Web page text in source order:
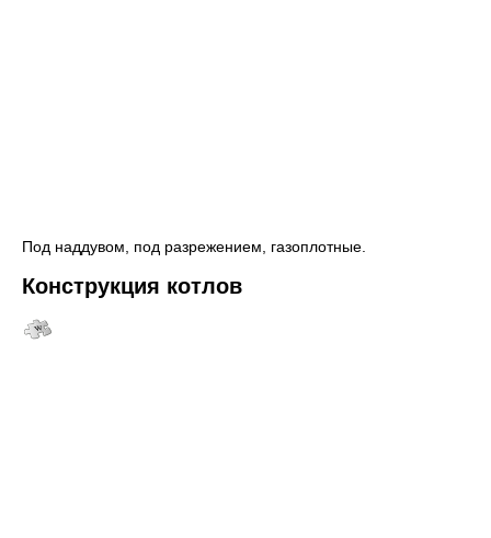
Под наддувом, под разрежением, газоплотные.
Конструкция котлов